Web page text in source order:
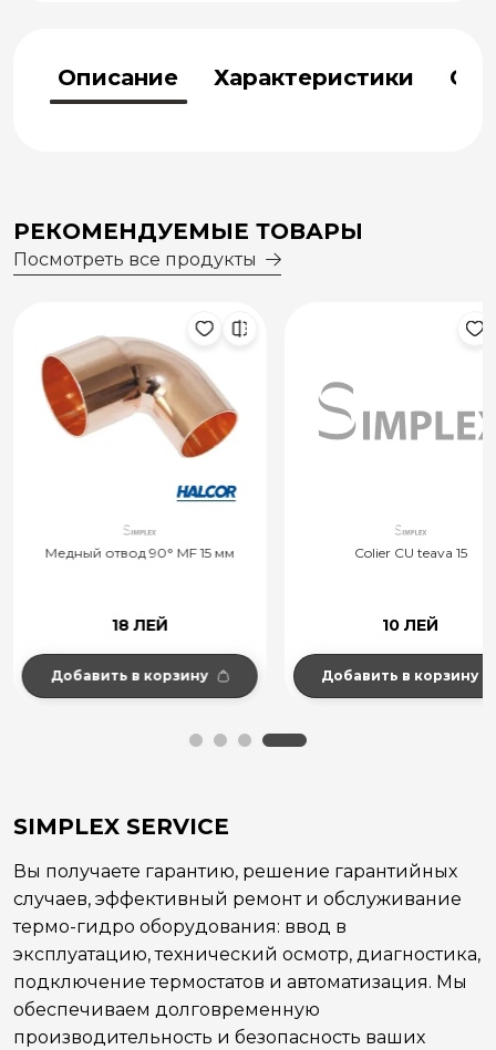
Описание Характеристики
РЕКОМЕНДУЕМЫЕ ТОВАРЫ
Посмотреть все продукты
Медный отвод 90° MF 15 мм
18 ЛЕЙ
Добавить в корзину
Colier CU teava 15
10 ЛЕЙ
Добавить в корзину
SIMPLEX SERVICE
Вы получаете гарантию, решение гарантийных
случаев, эффективный ремонт и обслуживание
термо-гидро оборудования: ввод в
эксплуатацию, технический осмотр, диагностика,
подключение термостатов и автоматизация. Мы
обеспечиваем долговременную
производительность и безопасность ваших